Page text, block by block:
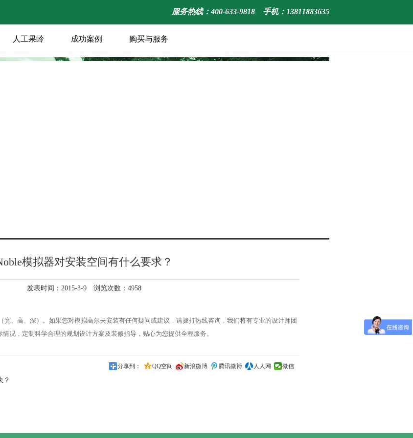
服务热线：400-633-9818 手机：13811883635
人工果岭 成功案例 购买与服务
模拟器对安装空间有什么要求？
发表时间：2015-3-9 浏览次数：4958
宽、高、深）。如果您对模拟高尔夫安装有任何疑问或建议，请拨打热线咨询，我们将有专业的设计师团
况，定制科学合理的规划设计方案及装修指导，贴心为您提供全程服务。
分享到： QQ空间 新浪微博 腾讯微博 人人网 微信
？